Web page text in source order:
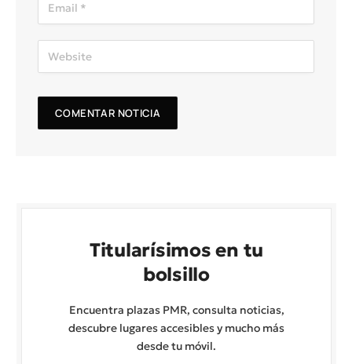
Titularísimos en tu
bolsillo
Encuentra plazas PMR, consulta noticias,
descubre lugares accesibles y mucho más
desde tu móvil.